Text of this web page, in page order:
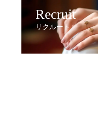
Recruit
リクルート